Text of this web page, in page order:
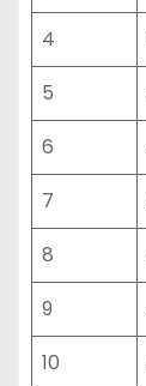
4
5
6
7
8
9
10